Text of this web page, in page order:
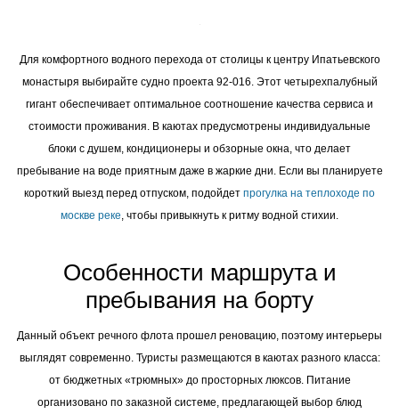
Для комфортного водного перехода от столицы к центру Ипатьевского
монастыря выбирайте судно проекта 92-016. Этот четырехпалубный
гигант обеспечивает оптимальное соотношение качества сервиса и
стоимости проживания. В каютах предусмотрены индивидуальные
блоки с душем, кондиционеры и обзорные окна, что делает
пребывание на воде приятным даже в жаркие дни. Если вы планируете
короткий выезд перед отпуском, подойдет прогулка на теплоходе по
москве реке, чтобы привыкнуть к ритму водной стихии.
Особенности маршрута и
пребывания на борту
Данный объект речного флота прошел реновацию, поэтому интерьеры
выглядят современно. Туристы размещаются в каютах разного класса:
от бюджетных «трюмных» до просторных люксов. Питание
организовано по заказной системе, предлагающей выбор блюд